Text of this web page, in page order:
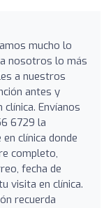
mucho lo
nosotros lo más
a nuestros
antes y
Envíanos
6729 la
clínica donde
completo,
fecha de
visita en clínica.
recuerda